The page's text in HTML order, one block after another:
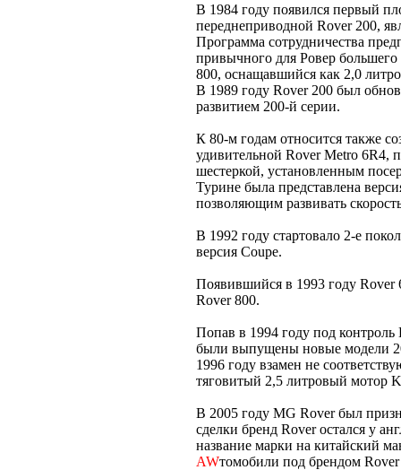
В 1984 году появился первый
переднеприводной Rover 200,
Программа сотрудничества
привычного для Ровер
800, оснащавшийся как 2,0
В 1989 году Rover 200 был
развитием 200-й серии.
К 80-м годам относится также
удивительной Rover Metro 6R4,
шестеркой, установленным
Турине была представлена
позволяющим развивать
В 1992 году стартовало 2-е
версия Coupe.
Появившийся в 1993 году
Rover 800.
Попав в 1994 году под
были выпущены новые модели
1996 году взамен не
тяговитый 2,5 литровый мотор
В 2005 году MG Rover был
сделки бренд Rover остался у
название марки на китайский
AWтомобили под брендом